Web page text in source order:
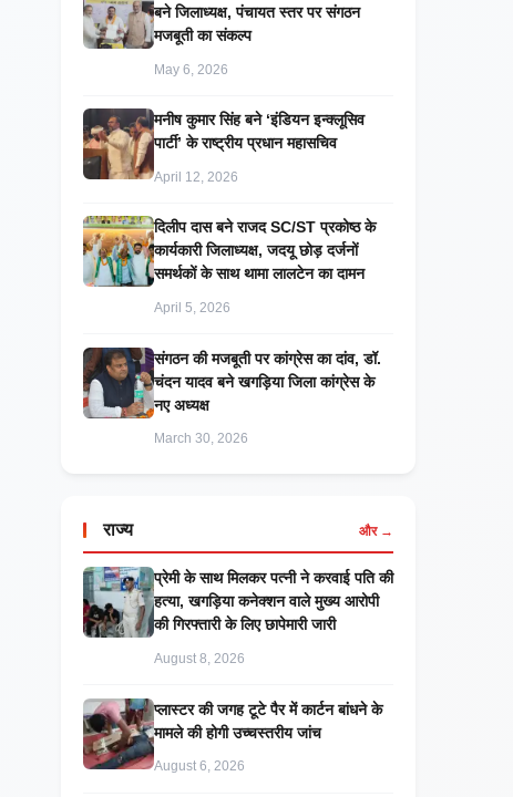
बने जिलाध्यक्ष, पंचायत स्तर पर संगठन
मजबूती का संकल्प
May 6, 2026
मनीष कुमार सिंह बने ‘इंडियन इन्क्लूसिव
पार्टी’ के राष्ट्रीय प्रधान महासचिव
April 12, 2026
दिलीप दास बने राजद SC/ST प्रकोष्ठ के
कार्यकारी जिलाध्यक्ष, जदयू छोड़ दर्जनों
समर्थकों के साथ थामा लालटेन का दामन
April 5, 2026
संगठन की मजबूती पर कांग्रेस का दांव, डॉ.
चंदन यादव बने खगड़िया जिला कांग्रेस के
नए अध्यक्ष
March 30, 2026
राज्य और →
प्रेमी के साथ मिलकर पत्नी ने करवाई पति की
हत्या, खगड़िया कनेक्शन वाले मुख्य आरोपी
की गिरफ्तारी के लिए छापेमारी जारी
August 8, 2026
प्लास्टर की जगह टूटे पैर में कार्टन बांधने के
मामले की होगी उच्चस्तरीय जांच
August 6, 2026